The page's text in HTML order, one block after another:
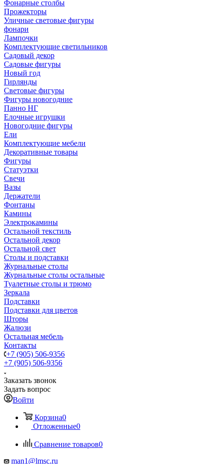
Фонарные столбы
Прожекторы
Уличные световые фигуры
фонари
Лампочки
Комплектующие светильников
Садовый декор
Садовые фигуры
Новый год
Гирлянды
Световые фигуры
Фигуры новогодние
Панно НГ
Елочные игрушки
Новогодние фигуры
Ели
Комплектующие мебели
Декоративные товары
Фигуры
Статуэтки
Свечи
Вазы
Держатели
Фонтаны
Камины
Электрокамины
Остальной текстиль
Остальной декор
Остальной свет
Столы и подставки
Журнальные столы
Журнальные столы остальные
Туалетные столы и трюмо
Зеркала
Подставки
Подставки для цветов
Шторы
Жалюзи
Остальная мебель
Контакты
+7 (905) 506-9356
+7 (905) 506-9356
Заказать звонок
Задать вопрос
Войти
Корзина0
Отложенные0
Сравнение товаров0
man1@lmsc.ru